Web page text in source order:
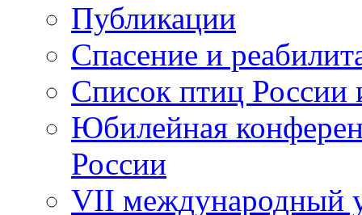
Публикации
Спасение и
Список птиц России
Юбилейная
России
VII международный